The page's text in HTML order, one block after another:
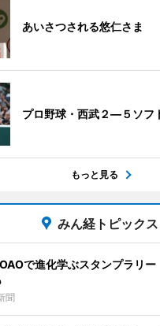
あいさつされる悠仁さま
プロ野球・西武２―５ソフ
もっと見る
みん経トピックス
で進化学ぶスタンプラリ
聞